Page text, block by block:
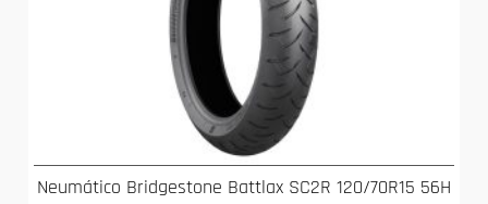
Neumático Bridgestone Battlax SC2R 120/70R15 56H